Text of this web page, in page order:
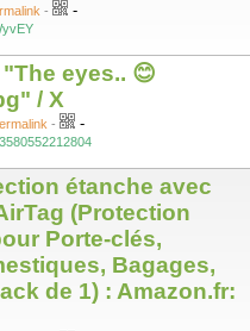
- -
eyes.. 😊
/ X
- -
étanche avec
(Protection
Porte-clés,
Bagages,
de 1) : Amazon.fr: